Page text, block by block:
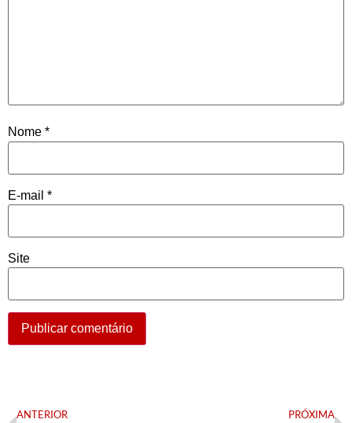
Nome *
E-mail *
Site
ANTERIOR PRÓXIMA